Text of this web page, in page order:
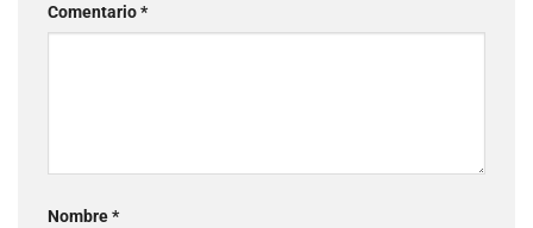
Comentario*
Nombre*